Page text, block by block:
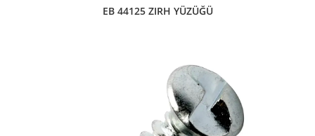
EB 44125 ZIRH YÜZÜĞÜ